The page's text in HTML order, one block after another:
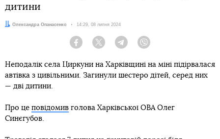
дитини
Автор:
Олександра Опанасенко Дата:
14:29, 08 липня 2024
Facebook Twitter Telegram
Неподалік села Циркуни на Харківщині на міні підірвалася
автівка з цивільними. Загинули шестеро дітей, серед них
— дві дитини.
Про це повідомив голова Харківської ОВА Олег
Синєгубов.